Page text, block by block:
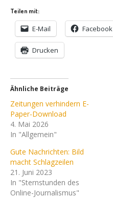
Teilen mit:
E-Mail Facebook
Drucken
Ähnliche Beiträge
Zeitungen verhindern E-
Paper-Download
4. Mai 2026
In "Allgemein"
Gute Nachrichten: Bild
macht Schlagzeilen
21. Juni 2023
In "Sternstunden des
Online-Journalismus"